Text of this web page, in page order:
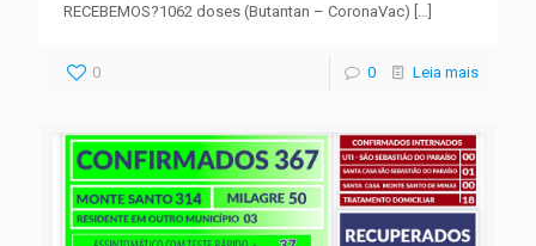
RECEBEMOS?1062 doses (Butantan – CoronaVac)
0 0 Leia mais